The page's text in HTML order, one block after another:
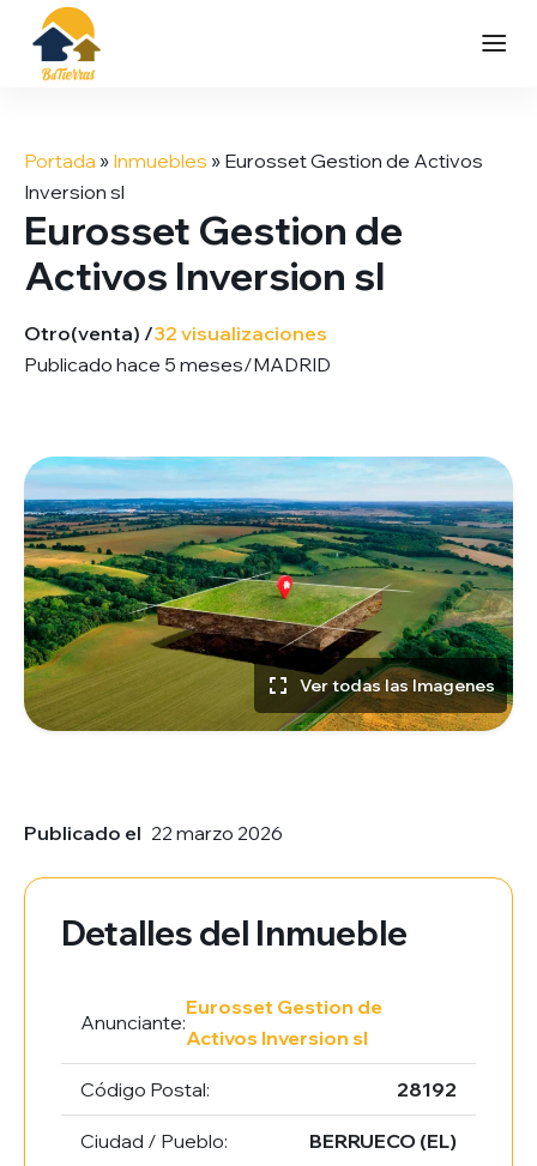
contenido
Portada » Inmuebles » Eurosset Gestion de Activos
Inversion sl
Eurosset Gestion de
Activos Inversion sl
Otro(venta) /32 visualizaciones
Publicado hace 5 meses/MADRID
Ver todas las Imagenes
Publicado el 22 marzo 2026
Detalles del Inmueble
Anunciante:
Eurosset Gestion de
Activos Inversion sl
Código Postal: 28192
Ciudad / Pueblo: BERRUECO (EL)